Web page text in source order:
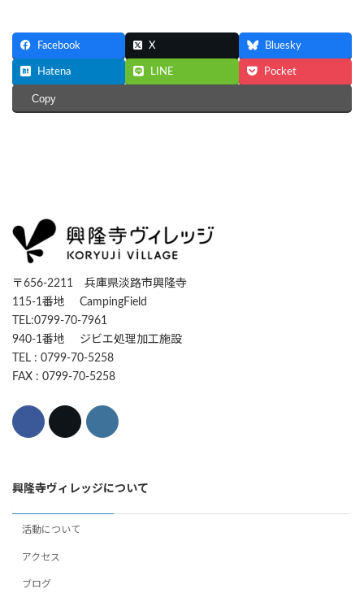
Facebook X Bluesky
Hatena LINE Pocket
Copy
〒656-2211 兵庫県淡路市興隆寺
115-1番地 CampingField
TEL:0799-70-7961
940-1番地 ジビエ処理加工施設
TEL : 0799-70-5258
FAX : 0799-70-5258
興隆寺ヴィレッジについて
活動について
アクセス
ブログ